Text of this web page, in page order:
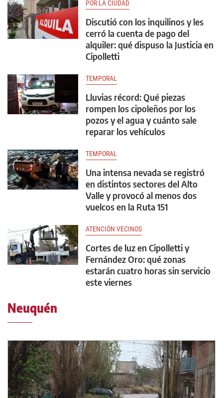
POR LA CIUDAD
Discutió con los inquilinos y les
cerró la cuenta de pago del
alquiler: qué dispuso la Justicia en
Cipolletti
TEMPORAL
Lluvias récord: Qué piezas
rompen los cipoleños por los
pozos y el agua y cuánto sale
reparar los vehículos
TEMPORAL
Una intensa nevada se registró
en distintos sectores del Alto
Valle y provocó al menos dos
vuelcos en la Ruta 151
ATENCIÓN VECINOS
Cortes de luz en Cipolletti y
Fernández Oro: qué zonas
estarán cuatro horas sin servicio
este viernes
Neuquén